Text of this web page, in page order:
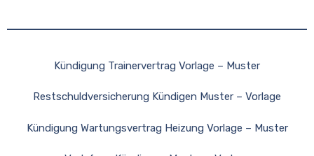
Kündigung Trainervertrag Vorlage – Muster
Restschuldversicherung Kündigen Muster – Vorlage
Kündigung Wartungsvertrag Heizung Vorlage – Muster